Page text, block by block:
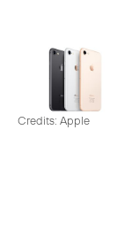
Credits: Apple